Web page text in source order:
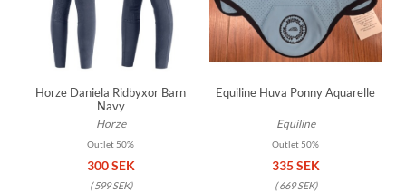
Horze Daniela Ridbyxor Barn
Navy
Horze
Outlet 50%
300 SEK
(599 SEK)
Equiline Huva Ponny Aquarelle
Equiline
Outlet 50%
335 SEK
(669 SEK)